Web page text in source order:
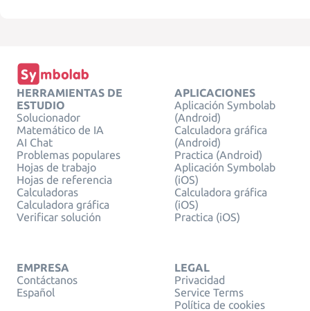
HERRAMIENTAS DE
ESTUDIO
Solucionador
Matemático de IA
AI Chat
Problemas populares
Hojas de trabajo
Hojas de referencia
Calculadoras
Calculadora gráfica
Verificar solución
APLICACIONES
Aplicación Symbolab
(Android)
Calculadora gráfica
(Android)
Practica (Android)
Aplicación Symbolab
(iOS)
Calculadora gráfica
(iOS)
Practica (iOS)
EMPRESA
Contáctanos
Español
LEGAL
Privacidad
Service Terms
Política de cookies